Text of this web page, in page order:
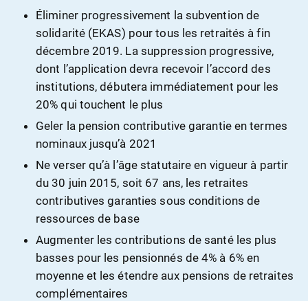
Éliminer progressivement la subvention de
solidarité (EKAS) pour tous les retraités à fin
décembre 2019. La suppression progressive,
dont l’application devra recevoir l’accord des
institutions, débutera immédiatement pour les
20% qui touchent le plus
Geler la pension contributive garantie en termes
nominaux jusqu’à 2021
Ne verser qu’à l’âge statutaire en vigueur à partir
du 30 juin 2015, soit 67 ans, les retraites
contributives garanties sous conditions de
ressources de base
Augmenter les contributions de santé les plus
basses pour les pensionnés de 4% à 6% en
moyenne et les étendre aux pensions de retraites
complémentaires